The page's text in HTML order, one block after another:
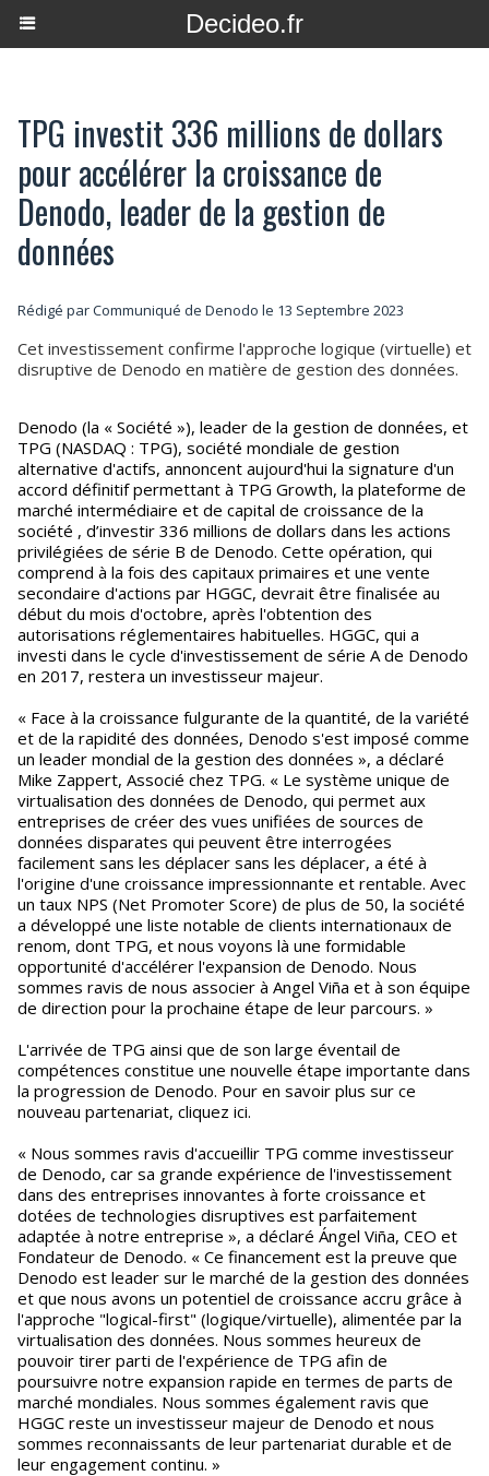
Decideo.fr
TPG investit 336 millions de dollars
pour accélérer la croissance de
Denodo, leader de la gestion de
données
Rédigé par Communiqué de Denodo le 13 Septembre 2023
Cet investissement confirme l'approche logique (virtuelle) et
disruptive de Denodo en matière de gestion des données.
Denodo (la « Société »), leader de la gestion de données, et
TPG (NASDAQ : TPG), société mondiale de gestion
alternative d'actifs, annoncent aujourd'hui la signature d'un
accord définitif permettant à TPG Growth, la plateforme de
marché intermédiaire et de capital de croissance de la
société , d’investir 336 millions de dollars dans les actions
privilégiées de série B de Denodo. Cette opération, qui
comprend à la fois des capitaux primaires et une vente
secondaire d'actions par HGGC, devrait être finalisée au
début du mois d'octobre, après l'obtention des
autorisations réglementaires habituelles. HGGC, qui a
investi dans le cycle d'investissement de série A de Denodo
en 2017, restera un investisseur majeur.
« Face à la croissance fulgurante de la quantité, de la variété
et de la rapidité des données, Denodo s'est imposé comme
un leader mondial de la gestion des données », a déclaré
Mike Zappert, Associé chez TPG. « Le système unique de
virtualisation des données de Denodo, qui permet aux
entreprises de créer des vues unifiées de sources de
données disparates qui peuvent être interrogées
facilement sans les déplacer sans les déplacer, a été à
l'origine d'une croissance impressionnante et rentable. Avec
un taux NPS (Net Promoter Score) de plus de 50, la société
a développé une liste notable de clients internationaux de
renom, dont TPG, et nous voyons là une formidable
opportunité d'accélérer l'expansion de Denodo. Nous
sommes ravis de nous associer à Angel Viña et à son équipe
de direction pour la prochaine étape de leur parcours. »
L'arrivée de TPG ainsi que de son large éventail de
compétences constitue une nouvelle étape importante dans
la progression de Denodo. Pour en savoir plus sur ce
nouveau partenariat, cliquez ici.
« Nous sommes ravis d'accueillir TPG comme investisseur
de Denodo, car sa grande expérience de l'investissement
dans des entreprises innovantes à forte croissance et
dotées de technologies disruptives est parfaitement
adaptée à notre entreprise », a déclaré Ángel Viña, CEO et
Fondateur de Denodo. « Ce financement est la preuve que
Denodo est leader sur le marché de la gestion des données
et que nous avons un potentiel de croissance accru grâce à
l'approche "logical-first" (logique/virtuelle), alimentée par la
virtualisation des données. Nous sommes heureux de
pouvoir tirer parti de l'expérience de TPG afin de
poursuivre notre expansion rapide en termes de parts de
marché mondiales. Nous sommes également ravis que
HGGC reste un investisseur majeur de Denodo et nous
sommes reconnaissants de leur partenariat durable et de
leur engagement continu. »